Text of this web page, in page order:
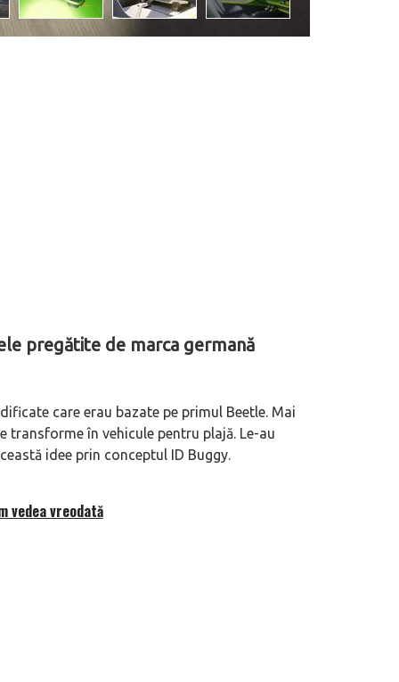
pregătite de marca germană
care erau bazate pe primul Beetle. Mai
transforme în vehicule pentru plajă. Le-au
idee prin conceptul ID Buggy.
vedea vreodată